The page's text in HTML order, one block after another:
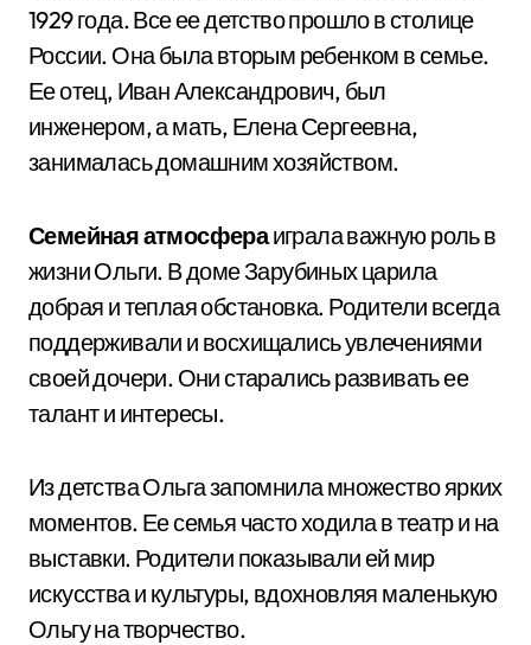
1929 года. Все ее детство прошло в столице
России. Она была вторым ребенком в семье.
Ее отец, Иван Александрович, был
инженером, а мать, Елена Сергеевна,
занималась домашним хозяйством.
Семейная атмосфераиграла важную роль в
жизни Ольги. В доме Зарубиных царила
добрая и теплая обстановка. Родители всегда
поддерживали и восхищались увлечениями
своей дочери. Они старались развивать ее
талант и интересы.
Из детства Ольга запомнила множество ярких
моментов. Ее семья часто ходила в театр и на
выставки. Родители показывали ей мир
искусства и культуры, вдохновляя маленькую
Ольгу на творчество.